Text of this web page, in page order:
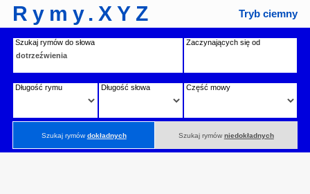
Rymy.XYZ Tryb ciemny
Szukaj rymów do słowa Zaczynających się od
Długość rymu Długość słowa Część mowy
Szukaj rymówdokładnych Szukaj rymów niedokładnych